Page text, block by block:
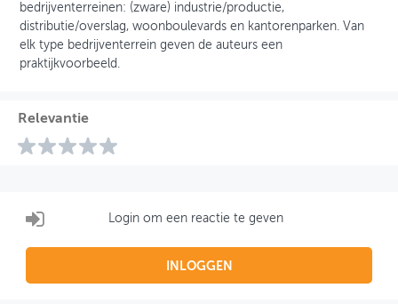
bedrijventerreinen: (zware) industrie/productie,
distributie/overslag, woonboulevards en kantorenparken. Van
elk type bedrijventerrein geven de auteurs een
praktijkvoorbeeld.
Relevantie
Login om een reactie te geven
INLOGGEN